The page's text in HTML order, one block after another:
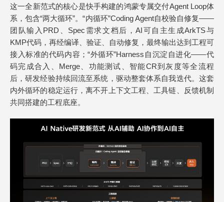
这一全新范式的核心是快手构建的鸿蒙专属交付Agent Loop体
系，包含“两大循环”。“内循环”Coding Agent自校验自修复——
团队输入PRD、Spec需求文档后，AI可自主生成ArkTS与
KMP代码，再经编译、验证、自动修复，最终输出达到工程可
接入标准的代码内容；“外循环”Harness自沉淀自进化——代
码完成合入、Merge、功能测试、智能CR到灰度等全流程
后，研发经验持续回流至系统，驱动整套体系自我迭代。这套
内外循环的稳定运行，离不开上下文工程、工具链、反馈机制
共同搭建的工程底座。